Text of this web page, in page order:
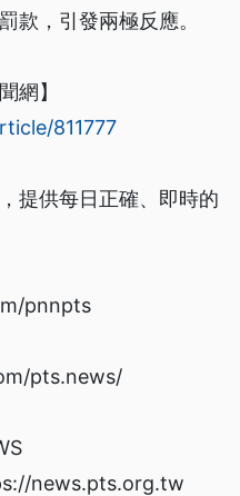
款，引發兩極反應。
網】
811777
提供每日正確、即時的
pnnpts
pts.news/
news.pts.org.tw